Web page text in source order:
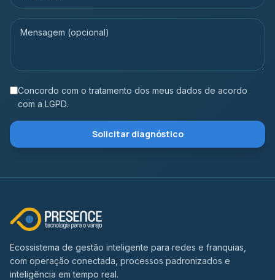
Concordo com o tratamento dos meus dados de acordo
com a LGPD.
Solicitar diagnóstico
Ecossistema de gestão inteligente para redes e franquias,
com operação conectada, processos padronizados e
inteligência em tempo real.